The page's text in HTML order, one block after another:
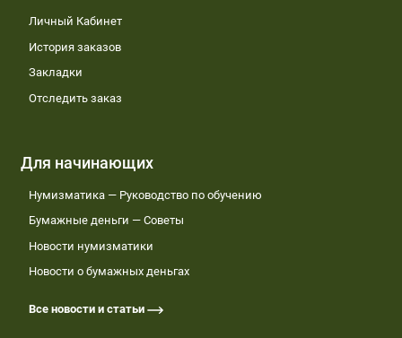
Личный Кабинет
История заказов
Закладки
Отследить заказ
Для начинающих
Нумизматика — Руководство по обучению
Бумажные деньги — Советы
Новости нумизматики
Новости о бумажных деньгах
Все новости и статьи